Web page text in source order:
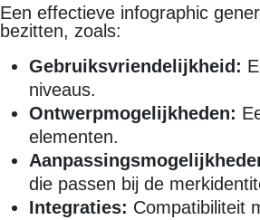
Een effectieve infographic
bezitten, zoals:
Gebruiksvriendelijkheid:
niveaus.
Ontwerpmogelijkheden:
elementen.
die passen bij de
Integraties: Compatibiliteit